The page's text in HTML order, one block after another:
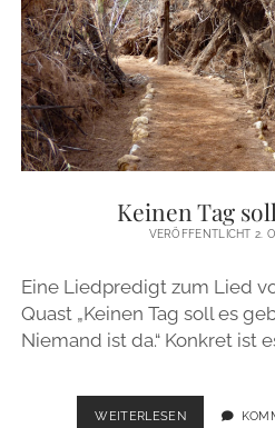
Keinen Tag
VERÖFFENTLICHT 2.
Eine Liedpredigt zum Lied
Quast „Keinen Tag soll es
Niemand ist da.“ Konkret ist
WEITERLESENKEINEN